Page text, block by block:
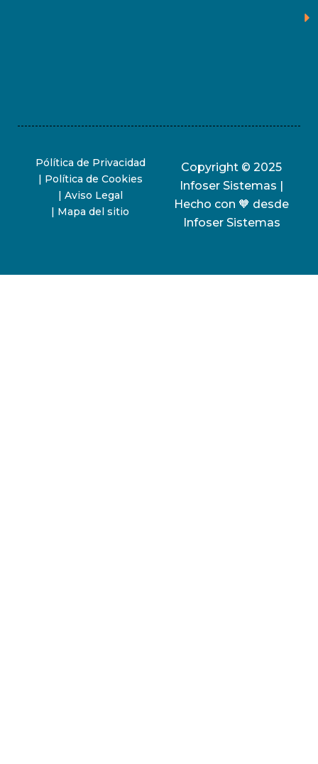
Pólítica de Privacidad
| Política de Cookies
| Aviso Legal
| Mapa del sitio
Copyright © 2025
Infoser Sistemas |
Hecho con 🧡 desde
Infoser Sistemas